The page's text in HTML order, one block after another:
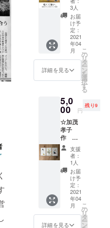
たもの
で各商
品とも
異なっ
た絵柄
になり
ます
れぞれ
が一枚
うです
（2枚組
ですが
絵柄は
ご指定
できま
せ
ん）。
の方
は、そ
の旨を
ご記載
くださ
い）
ご芳名
掲示(備
考欄に
て掲示
用のお
名前を
お知ら
せくだ
さい。
の旨ご
記載く
ださい)
ベック®
素材の
エコ
バッグ
(ThinkA
EROス
ピード
バッグ)
軽くて
丈夫、
水にも
大容量
なのに
コンパ
クトに
持ち歩
ける、
とって
も使い
勝手の
いいエ
コバッ
グで
す！ も
やい展
オリジ
ナルロ
ゴを付
3人
お届
け予
定：
2021
年04
月
詳細を見る
こ
の
リ
タ
ー
ン
を
選
択
す
る
5,0
00 円
残り9
☆加茂
孝子
作 和
紙をコ
ラー
ジュし
た1点も
ののポ
スト
カード
(図柄は
お任せ
下さい)
・サン
支援
者：
1人
お届
け予
定：
2021
年04
月
詳細を見る
こ
の
リ
タ
ー
ン